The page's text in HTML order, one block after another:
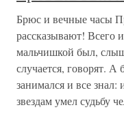
Брюс и вечные часы
рассказывают! Всего
мальчишкой был,
случается, говорят.
занимался и все знал:
звездам умел судьбу